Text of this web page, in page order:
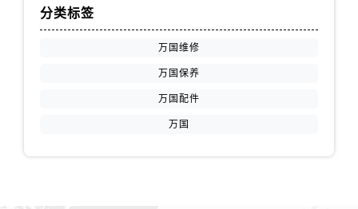
分类标签
万国维修
万国保养
万国配件
万国